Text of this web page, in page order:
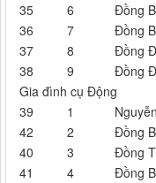
35
6
Đồng
36
7
Đồng
37
8
Đồng
38
9
Đồng
Gia đình cụ Động
39
1
42
2
Đồng
40
3
Đồng
41
4
Đồng